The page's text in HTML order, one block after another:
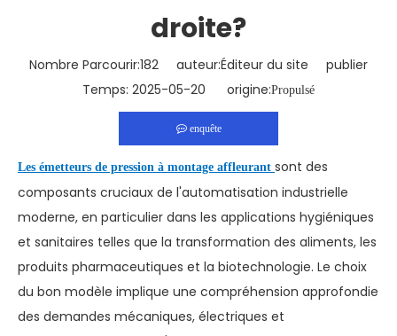
droite?
Nombre Parcourir:182 auteur:Éditeur du site publier
Temps: 2025-05-20 origine:Propulsé
enquête
Les émetteurs de pression à montage affleurant sont des
composants cruciaux de l'automatisation industrielle
moderne, en particulier dans les applications hygiéniques
et sanitaires telles que la transformation des aliments, les
produits pharmaceutiques et la biotechnologie. Le choix
du bon modèle implique une compréhension approfondie
des demandes mécaniques, électriques et